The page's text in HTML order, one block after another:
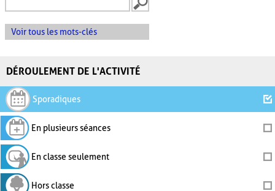
Voir tous les mots-clés
DÉROULEMENT DE L'ACTIVITÉ
Sporadiques
En plusieurs séances
En classe seulement
Hors classe